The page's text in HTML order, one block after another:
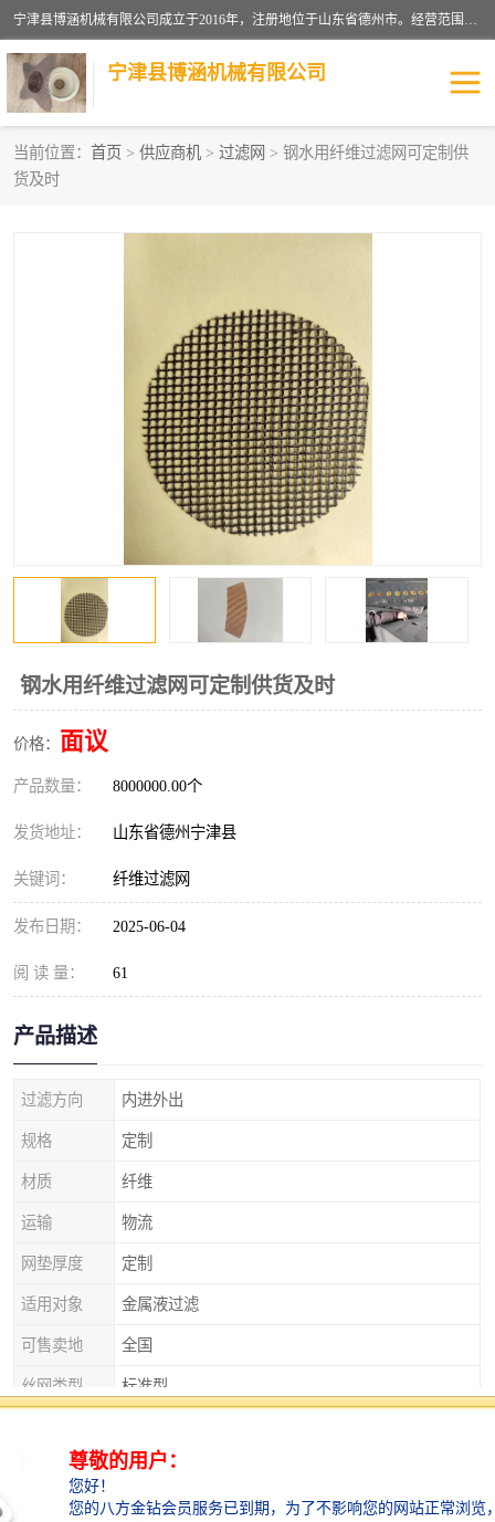
宁津县博涵机械有限公司成立于2016年，注册地位于山东省德州市。经营范围包括：机械设备研发、生产及销售，铸造用造型材料生产、销售，玻璃纤维及制品制造、销售，汽车零配件零售，机械零件、零部件加工，机械零件、零部件销售等；主要产品有：纤维过滤网,陶瓷过滤器,泡沫陶瓷过滤器,耐高温纤维过滤器,铸铁过滤器,铸铜过滤网,铸铝过滤网,铝轮毂过滤网,高效过滤网,高效陶瓷过滤网,高效纤维过滤网。
宁津县博涵机械有限公司
当前位置： 首页 > 供应商机 > 过滤网 > 钢水用纤维过滤网可定制供
货及时
钢水用纤维过滤网可定制供货及时
价格： 面议
产品数量： 8000000.00个
发货地址： 山东省德州宁津县
关键词： 纤维过滤网
发布日期： 2025-06-04
阅 读 量： 61
产品描述
过滤方向 内进外出
规格 定制
材质 纤维
运输 物流
网垫厚度 定制
适用对象 金属液过滤
可售卖地 全国
丝网类型 标准型
2mm
本色
过滤网